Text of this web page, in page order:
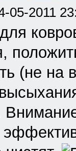
05-2011
(не на